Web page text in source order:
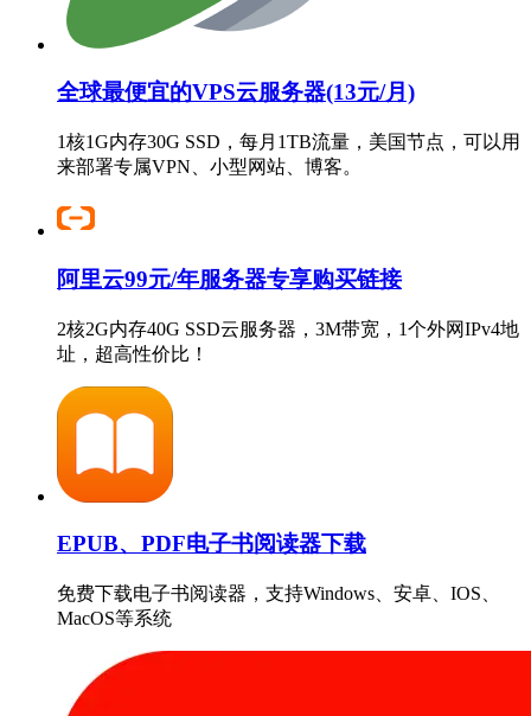
全球最便宜的VPS云服务器(13元/月)
1核1G内存30G SSD，每月1TB流量，美国节点，可以用
来部署专属VPN、小型网站、博客。
阿里云99元/年服务器专享购买链接
2核2G内存40G SSD云服务器，3M带宽，1个外网IPv4地
址，超高性价比！
EPUB、PDF电子书阅读器下载
免费下载电子书阅读器，支持Windows、安卓、IOS、
MacOS等系统